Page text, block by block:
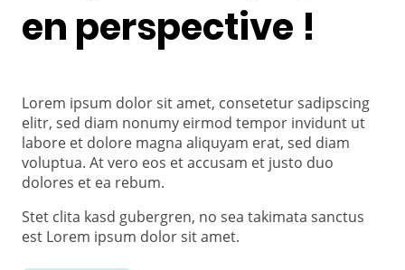
en perspective !
Lorem ipsum dolor sit amet, consetetur sadipscing
elitr, sed diam nonumy eirmod tempor invidunt ut
labore et dolore magna aliquyam erat, sed diam
voluptua. At vero eos et accusam et justo duo
dolores et ea rebum.
Stet clita kasd gubergren, no sea takimata sanctus
est Lorem ipsum dolor sit amet.